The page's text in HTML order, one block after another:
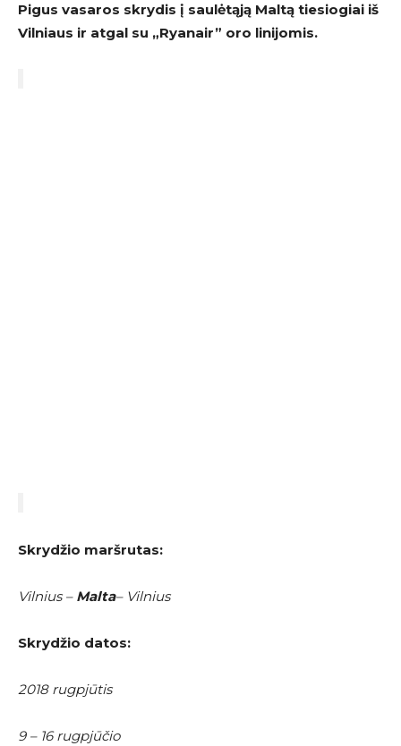
Pigus vasaros skrydis į saulėtąją Maltą tiesiogiai iš
Vilniaus ir atgal su „Ryanair” oro linijomis.
Skrydžio maršrutas:
Vilnius – Malta– Vilnius
Skrydžio datos:
2018 rugpjūtis
9 – 16 rugpjūčio